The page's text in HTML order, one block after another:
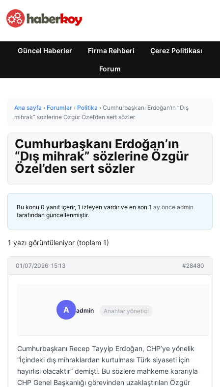
Güncel Haberler Firma Rehberi Çerez Politikası
Forum
Ana sayfa › Forumlar › Politika › Cumhurbaşkanı Erdoğan’ın “Dış
mihrak” sözlerine Özgür Özel’den sert sözler
Cumhurbaşkanı Erdoğan’ın
“Dış mihrak” sözlerine Özgür
Özel’den sert sözler
Bu konu 0 yanıt içerir, 1 izleyen vardır ve en son 1 ay önce admin
tarafından güncellenmiştir.
1 yazı görüntüleniyor (toplam 1)
01/07/2026: 15:13 #28480
A admin Anahtar yönetici
Cumhurbaşkanı Recep Tayyip Erdoğan, CHP’ye yönelik
“İçindeki dış mihraklardan kurtulması Türk siyaseti için
hayırlısı olacaktır” demişti. Bu sözlere mahkeme kararıyla
CHP Genel Başkanlığı görevinden uzaklaştırılan Özgür